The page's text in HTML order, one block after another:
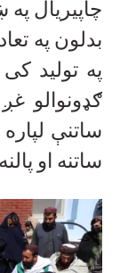
چاپیریال
بدلون په
په تولید
ګډونوالو
ساتنې
ساتنه او